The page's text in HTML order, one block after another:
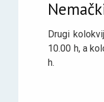
Drugi
10.00 h, a
h.